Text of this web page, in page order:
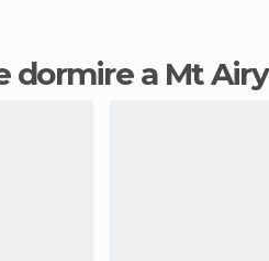
dormire a Mt Airy